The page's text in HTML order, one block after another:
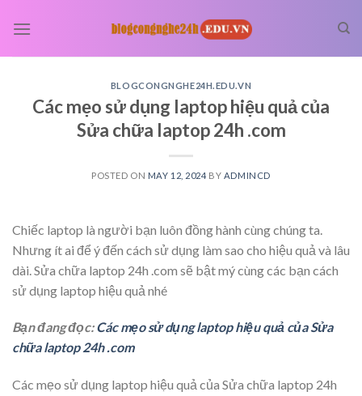
BLOGCONGNGHE24H.EDU.VN
Các mẹo sử dụng laptop hiệu quả của
Sửa chữa laptop 24h .com
POSTED ON MAY 12, 2024 BY ADMINCD
Chiếc laptop là người bạn luôn đồng hành cùng chúng ta.
Nhưng ít ai để ý đến cách sử dụng làm sao cho hiệu quả và lâu
dài. Sửa chữa laptop 24h .com sẽ bật mý cùng các bạn cách
sử dụng laptop hiệu quả nhé
Bạn đang đọc:Các mẹo sử dụng laptop hiệu quả của Sửa
chữa laptop 24h .com
Các mẹo sử dụng laptop hiệu quả của Sửa chữa laptop 24h